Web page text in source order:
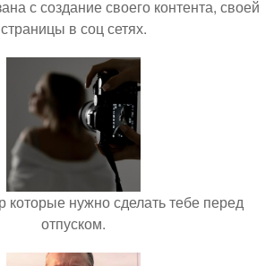
с создание своего контента, своей
страницы в соц сетях.
которые нужно сделать тебе перед
отпуском.